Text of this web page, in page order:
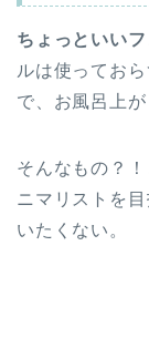
ちょっといい
ルは使ってお
で、お風呂上
そんなもの？
ニマリストを
いたくない。